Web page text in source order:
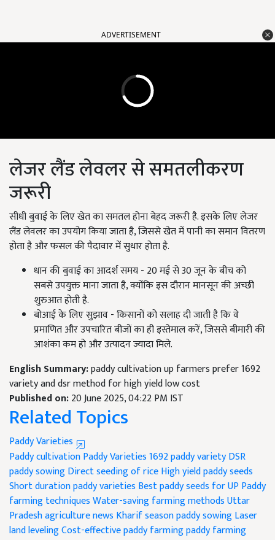
ADVERTISEMENT
लेजर लैंड लेवलर से समतलीकरण
जरूरी
सीधी बुवाई के लिए खेत का समतल होना बेहद जरूरी है. इसके लिए लेजर
लैंड लेवलर का उपयोग किया जाता है, जिससे खेत में पानी का समान वितरण
होता है और फसल की पैदावार में सुधार होता है.
धान की बुवाई का आदर्श समय - 20 मई से 30 जून के बीच को
सबसे उपयुक्त माना जाता है, क्योंकि इस दौरान मानसून की अच्छी
शुरुआत होती है.
बोआई के लिए सुझाव - किसानों को सलाह दी जाती है कि वे
प्रमाणित और उपचारित बीजों का ही इस्तेमाल करें, जिससे बीमारी की
आशंका कम हो और उत्पादन ज्यादा मिले.
English Summary:paddy cultivation up farmers prefer 1692
variety and dsr method for high yield low cost
Published on:20 June 2025, 04:22 PM IST
Related Topics
Paddy Varieties
Paddy cultivationPaddy Varieties1692 paddy varietyDSR
paddy sowingDirect seeding of riceHigh yield paddy seeds
Short duration paddy varieties Best paddy seeds for UPPaddy
farming techniquesWater-saving farming methodsUttar
Pradesh agriculture news Kharif season paddy sowingLaser
land levelingCost-effective paddy farmingpaddy farming